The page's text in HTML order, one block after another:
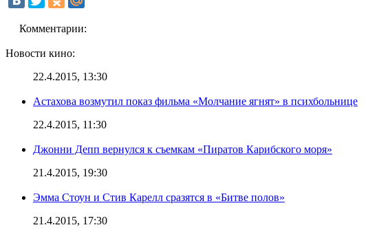
Комментарии:
Новости кино:
22.4.2015, 13:30
Астахова возмутил показ фильма «Молчание ягнят» в психбольнице
22.4.2015, 11:30
Джонни Депп вернулся к съемкам «Пиратов Карибского моря»
21.4.2015, 19:30
Эмма Стоун и Стив Карелл сразятся в «Битве полов»
21.4.2015, 17:30